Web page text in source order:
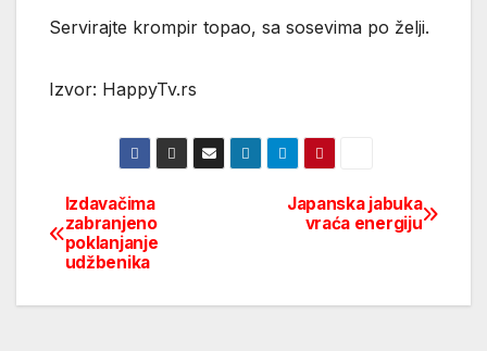
Servirajte krompir topao, sa sosevima po želji.
Izvor: HappyTv.rs
Post
navigation
Japanska jabuka
vraća energiju
Izdavačima
zabranjeno
poklanjanje
udžbenika